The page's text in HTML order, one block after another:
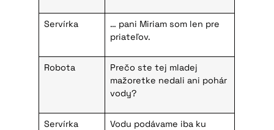
Servírka
… pani Miriam som len pre
priateľov.
Robota
Prečo ste tej mladej
mažoretke nedali ani pohár
vody?
Servírka
Vodu podávame iba ku